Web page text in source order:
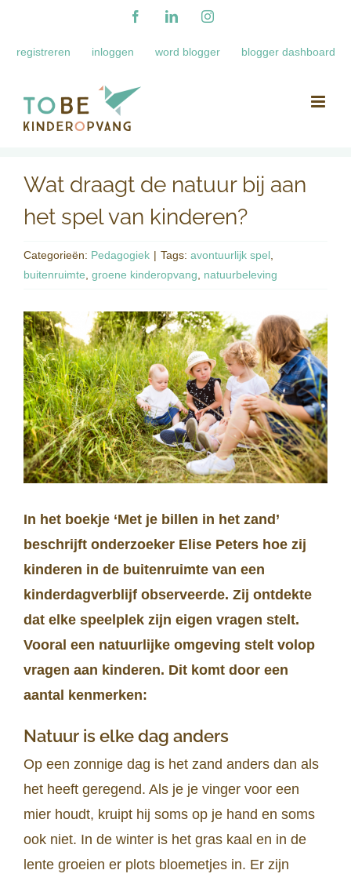
inhoud
FacebookLinkedInInstagram
registreren inloggen word blogger blogger dashboard
Wat draagt de natuur bij aan
het spel van kinderen?
Categorieën: Pedagogiek | Tags: avontuurlijk spel
buitenruimte groene kinderopvang natuurbeleving
In het boekje ‘Met je billen in het zand’
beschrijft onderzoeker Elise Peters hoe zij
kinderen in de buitenruimte van een
kinderdagverblijf observeerde. Zij ontdekte
dat elke speelplek zijn eigen vragen stelt.
Vooral een natuurlijke omgeving stelt volop
vragen aan kinderen. Dit komt door een
aantal kenmerken:
Natuur is elke dag anders
Op een zonnige dag is het zand anders dan als
het heeft geregend. Als je je vinger voor een
mier houdt, kruipt hij soms op je hand en soms
ook niet. In de winter is het gras kaal en in de
lente groeien er plots bloemetjes in. Er zijn